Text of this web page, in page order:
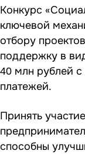
Конкурс
ключевой
отбору
поддержку в
40 млн рублей
платежей.
Принять
способны